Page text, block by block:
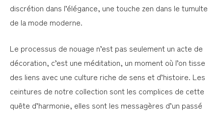
discrétion dans l’élégance, une touche zen dans le tumulte
de la mode moderne.
Le processus de nouage n’est pas seulement un acte de
décoration, c’est une méditation, un moment où l’on tisse
des liens avec une culture riche de sens et d’histoire. Les
ceintures de notre collection sont les complices de cette
quête d’harmonie, elles sont les messagères d’un passé